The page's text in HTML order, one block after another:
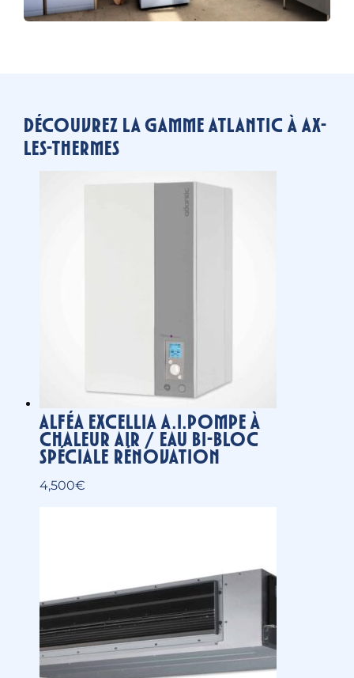
Découvrez la gamme Atlantic à Ax-
Les-thermes
Alféa Excellia A.I.Pompe à
chaleur air / eau bi-bloc
spéciale rénovation
4,500€